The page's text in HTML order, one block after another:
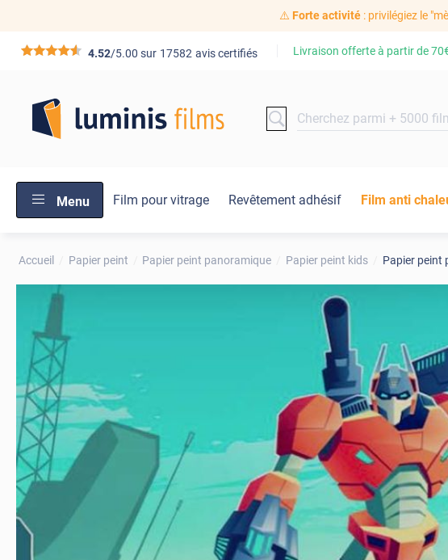
⚠️ Forte activité: privilégiez le
*****4.52/5.00 sur 17582 avis certifiés Livraison offerte à partir de
Menu Film pour vitrage Revêtement adhésif Film anti
Accueil Papier peint Papier peint panoramique Papier peint kids Papier peint